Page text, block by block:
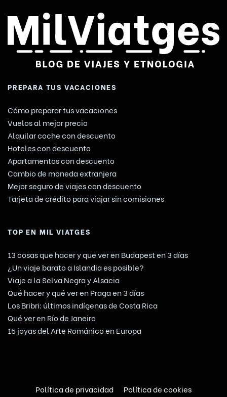
PREPARA TUS VACACIONES
Cómo preparar tus vacaciones
Vuelos al mejor precio
Alquilar coche con descuento
Hoteles con descuento
Apartamentos con descuento
Cambio de moneda extranjera
Mejor seguro de viajes con descuento
Tarjeta de crédito para viajar sin comisiones
TOP EN MIL VIATGES
13 cosas que hacer y que ver en Budapest en 3 días
¿Un viaje barato a Islandia es posible?
Viaje a la Selva Negra y Alsacia
Qué hacer y qué ver en Praga en 3 días
Los Bribri: últimos indígenas de Costa Rica
Qué ver en Río de Janeiro
15 joyas del Arte Románico en Europa
Política de privacidad
Política de cookies